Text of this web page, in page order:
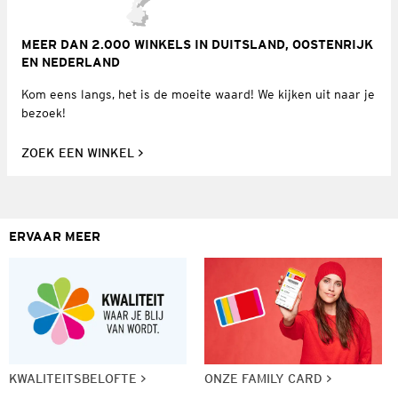
MEER DAN 2.000 WINKELS IN DUITSLAND, OOSTENRIJK
EN NEDERLAND
Kom eens langs, het is de moeite waard! We kijken uit naar je
bezoek!
ZOEK EEN WINKEL
ERVAAR MEER
KWALITEITSBELOFTE ONZE FAMILY CARD